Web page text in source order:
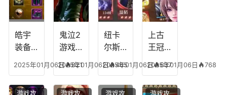
皓宇
装备
2025年01月06日 821
鬼泣2
游戏
视频
解说
2025年01月06日 465
纽卡
尔斯
阵容
搭配
2025年01月06日 637
上古
王冠
战姬
阵容
2025年01月06日 768
游戏攻 游戏攻 游戏攻 游戏攻